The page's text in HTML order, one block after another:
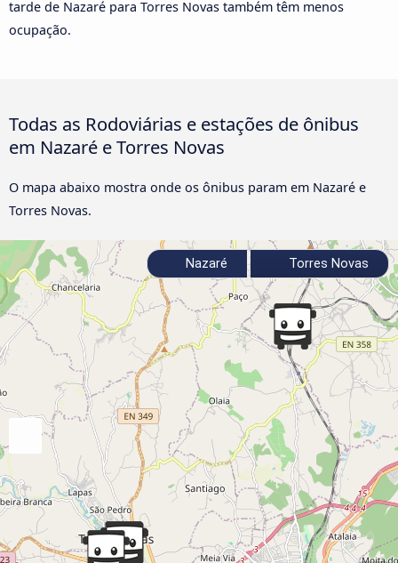
tarde de Nazaré para Torres Novas também têm menos
ocupação.
Todas as Rodoviárias e estações de ônibus
em Nazaré e Torres Novas
O mapa abaixo mostra onde os ônibus param em Nazaré e
Torres Novas.
Nazaré Torres Novas